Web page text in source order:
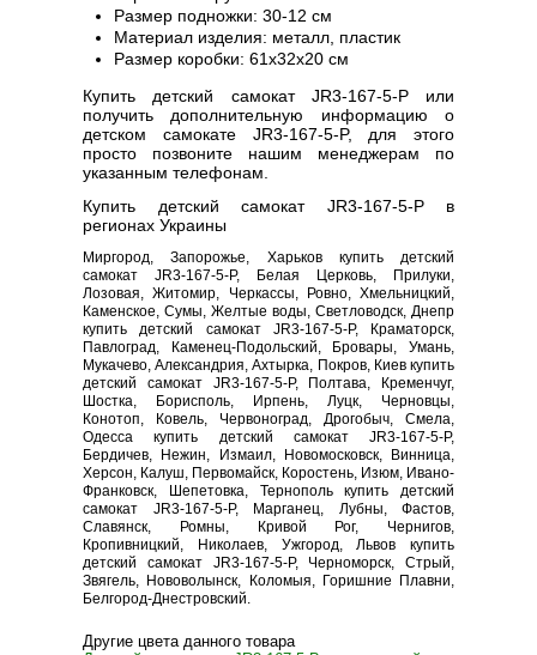
Размер подножки: 30-12 см
Материал изделия: металл, пластик
Размер коробки: 61х32х20 см
Купить детский самокат JR3-167-5-P или
получить дополнительную информацию о
детском самокате JR3-167-5-P, для этого
просто позвоните нашим менеджерам по
указанным телефонам.
Купить детский самокат JR3-167-5-P в
регионах Украины
Миргород, Запорожье, Харьков купить детский
самокат JR3-167-5-P, Белая Церковь, Прилуки,
Лозовая, Житомир, Черкассы, Ровно, Хмельницкий,
Каменское, Сумы, Желтые воды, Светловодск, Днепр
купить детский самокат JR3-167-5-P, Краматорск,
Павлоград, Каменец-Подольский, Бровары, Умань,
Мукачево, Александрия, Ахтырка, Покров, Киев купить
детский самокат JR3-167-5-P, Полтава, Кременчуг,
Шостка, Борисполь, Ирпень, Луцк, Черновцы,
Конотоп, Ковель, Червоноград, Дрогобыч, Смела,
Одесса купить детский самокат JR3-167-5-P,
Бердичев, Нежин, Измаил, Новомосковск, Винница,
Херсон, Калуш, Первомайск, Коростень, Изюм, Ивано-
Франковск, Шепетовка, Тернополь купить детский
самокат JR3-167-5-P, Марганец, Лубны, Фастов,
Славянск, Ромны, Кривой Рог, Чернигов,
Кропивницкий, Николаев, Ужгород, Львов купить
детский самокат JR3-167-5-P, Черноморск, Стрый,
Звягель, Нововолынск, Коломыя, Горишние Плавни,
Белгород-Днестровский.
Другие цвета данного товара